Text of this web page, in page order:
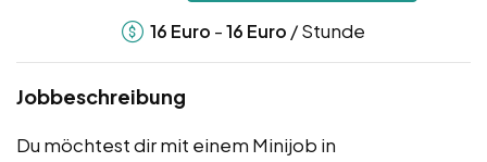
16 Euro -16 Euro / Stunde
Jobbeschreibung
Du möchtest dir mit einem Minijob in